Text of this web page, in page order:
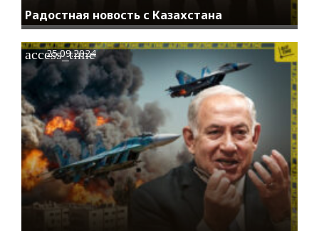
Радостная новость с Казахстана
access_time
25.09.2024